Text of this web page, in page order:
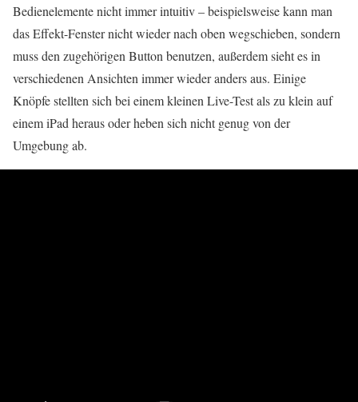
Bedienelemente nicht immer intuitiv – beispielsweise kann man
das Effekt-Fenster nicht wieder nach oben wegschieben, sondern
muss den zugehörigen Button benutzen, außerdem sieht es in
verschiedenen Ansichten immer wieder anders aus. Einige
Knöpfe stellten sich bei einem kleinen Live-Test als zu klein auf
einem iPad heraus oder heben sich nicht genug von der
Umgebung ab.